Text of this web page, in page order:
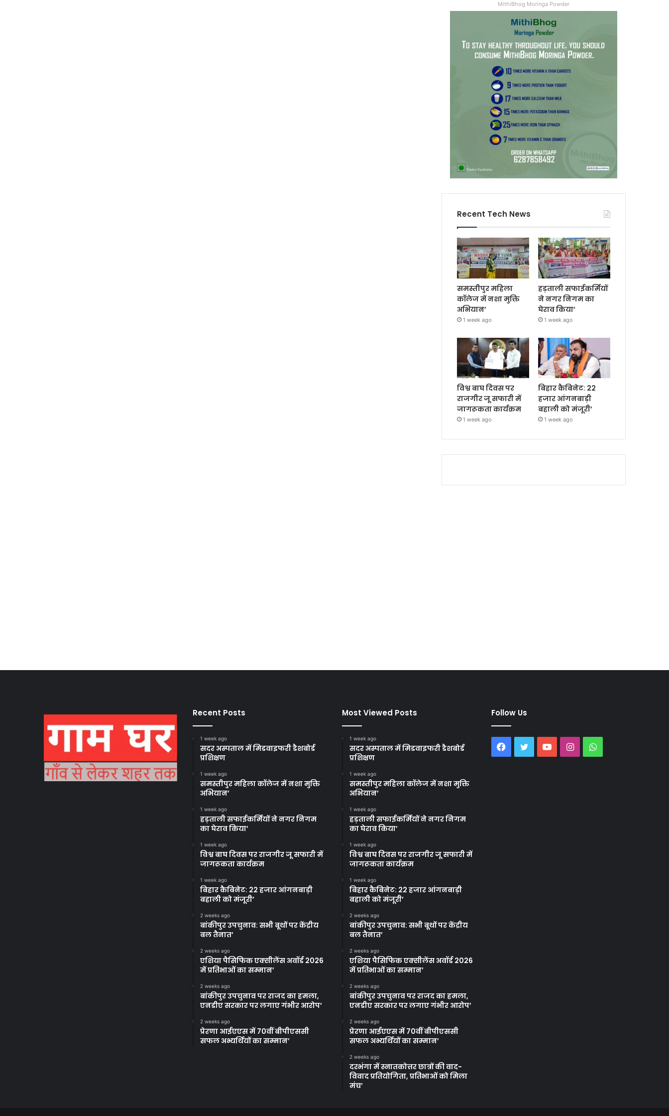
MithiBhog Moringa Powder
Recent Tech News
समस्तीपुर महिला
कॉलेज में नशा मुक्ति
अभियान’
1 week ago
हड़ताली सफाईकर्मियों
ने नगर निगम का
घेराव किया’
1 week ago
विश्व बाघ दिवस पर
राजगीर जू सफारी में
जागरूकता कार्यक्रम
1 week ago
बिहार कैबिनेट: 22
हजार आंगनबाड़ी
बहाली को मंजूरी’
1 week ago
Recent Posts
1 week ago
सदर अस्पताल में मिडवाइफरी डैशबोर्ड
प्रशिक्षण
1 week ago
समस्तीपुर महिला कॉलेज में नशा मुक्ति
अभियान’
1 week ago
हड़ताली सफाईकर्मियों ने नगर निगम
का घेराव किया’
1 week ago
विश्व बाघ दिवस पर राजगीर जू सफारी में
जागरूकता कार्यक्रम
1 week ago
बिहार कैबिनेट: 22 हजार आंगनबाड़ी
बहाली को मंजूरी’
2 weeks ago
बांकीपुर उपचुनाव: सभी बूथों पर केंद्रीय
बल तैनात’
2 weeks ago
एशिया पैसिफिक एक्सीलेंस अवॉर्ड 2026
में प्रतिभाओं का सम्मान’
2 weeks ago
बांकीपुर उपचुनाव पर राजद का हमला,
एनडीए सरकार पर लगाए गंभीर आरोप’
2 weeks ago
प्रेरणा आईएएस में 70वीं बीपीएससी
सफल अभ्यर्थियों का सम्मान’
Most Viewed Posts
1 week ago
सदर अस्पताल में मिडवाइफरी डैशबोर्ड
प्रशिक्षण
1 week ago
समस्तीपुर महिला कॉलेज में नशा मुक्ति
अभियान’
1 week ago
हड़ताली सफाईकर्मियों ने नगर निगम
का घेराव किया’
1 week ago
विश्व बाघ दिवस पर राजगीर जू सफारी में
जागरूकता कार्यक्रम
1 week ago
बिहार कैबिनेट: 22 हजार आंगनबाड़ी
बहाली को मंजूरी’
2 weeks ago
बांकीपुर उपचुनाव: सभी बूथों पर केंद्रीय
बल तैनात’
2 weeks ago
एशिया पैसिफिक एक्सीलेंस अवॉर्ड 2026
में प्रतिभाओं का सम्मान’
2 weeks ago
बांकीपुर उपचुनाव पर राजद का हमला,
एनडीए सरकार पर लगाए गंभीर आरोप’
2 weeks ago
प्रेरणा आईएएस में 70वीं बीपीएससी
सफल अभ्यर्थियों का सम्मान’
2 weeks ago
दरभंगा में स्नातकोत्तर छात्रों की वाद-
विवाद प्रतियोगिता, प्रतिभाओं को मिला
मंच’
Follow Us
Facebook
TwitterYouTubeInstagramWhatsApp